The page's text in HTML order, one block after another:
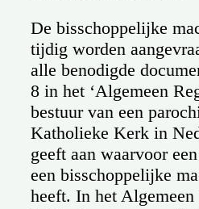
De bisschoppelijke
tijdig worden
alle benodigde
8 in het ‘Algemeen
bestuur van een
Katholieke Kerk in
geeft aan waarvoor
een bisschoppelijke
heeft. In het